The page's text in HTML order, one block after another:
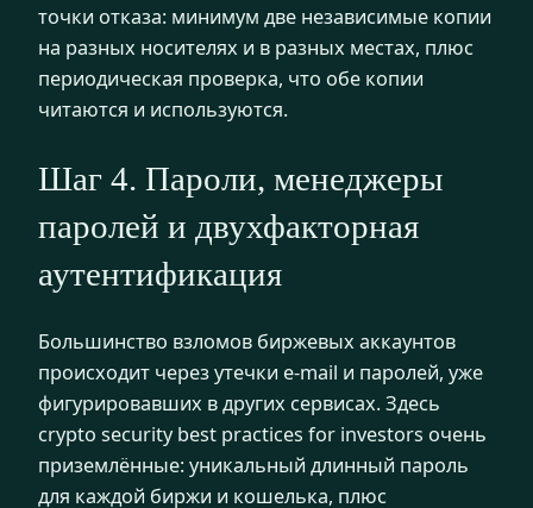
точки отказа: минимум две независимые копии
на разных носителях и в разных местах, плюс
периодическая проверка, что обе копии
читаются и используются.
Шаг 4. Пароли, менеджеры
паролей и двухфакторная
аутентификация
Большинство взломов биржевых аккаунтов
происходит через утечки e-mail и паролей, уже
фигурировавших в других сервисах. Здесь
crypto security best practices for investors очень
приземлённые: уникальный длинный пароль
для каждой биржи и кошелька, плюс